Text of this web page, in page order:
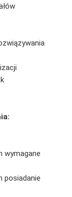
wymagane
posiadanie